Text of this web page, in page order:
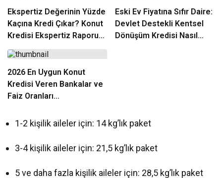
Ekspertiz Değerinin Yüzde
Kaçına Kredi Çıkar? Konut
Kredisi Ekspertiz Raporu
Rehberi
Eski Ev Fiyatına Sıfır Daire:
Devlet Destekli Kentsel
Dönüşüm Kredisi Nasıl
2026 En Uygun Konut
Kredisi Veren Bankalar ve
Faiz Oranları
1-2 kişilik aileler için: 14 kg’lık paket
3-4 kişilik aileler için: 21,5 kg’lık paket
5 ve daha fazla kişilik aileler için: 28,5 kg’lık paket